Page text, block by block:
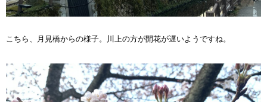
こちら、月見橋からの様子。川上の方が開花が遅いようですね。